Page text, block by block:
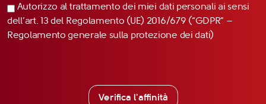
Autorizzo al trattamento dei miei dati personali ai sensi
dell’art. 13 del Regolamento (UE) 2016/679 (“GDPR” –
Regolamento generale sulla protezione dei dati)
Verifica l'affinità